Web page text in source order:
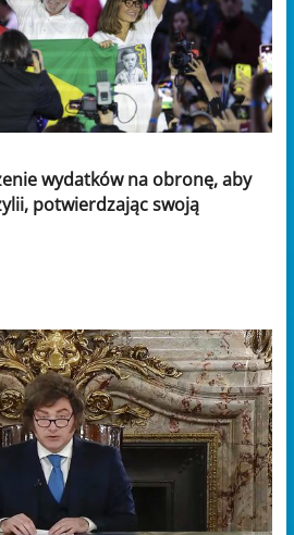
wydatków na obronę, aby
potwierdzając swoją